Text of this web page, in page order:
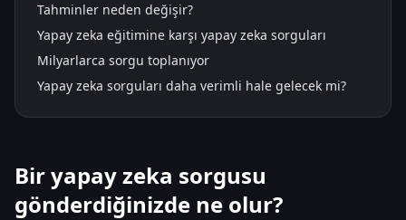
Tahminler neden değişir?
Yapay zeka eğitimine karşı yapay zeka sorguları
Milyarlarca sorgu toplanıyor
Yapay zeka sorguları daha verimli hale gelecek mi?
Bir yapay zeka sorgusu
gönderdiğinizde ne olur?